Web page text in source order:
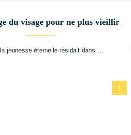
du visage pour ne plus vieillir
jeunesse éternelle résidait dans …
1